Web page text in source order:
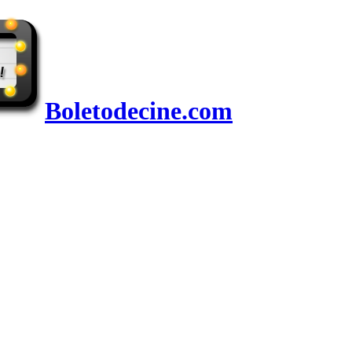
Boletodecine.com